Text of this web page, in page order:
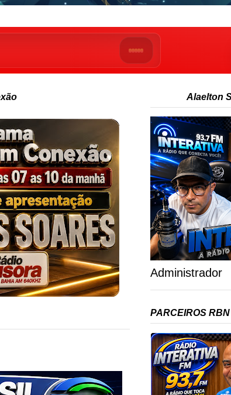
Alaelton
Administrador
PARCEIROS